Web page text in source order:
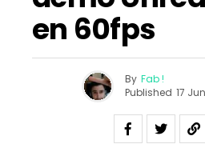
en 60fps
By Fab !
Published 17